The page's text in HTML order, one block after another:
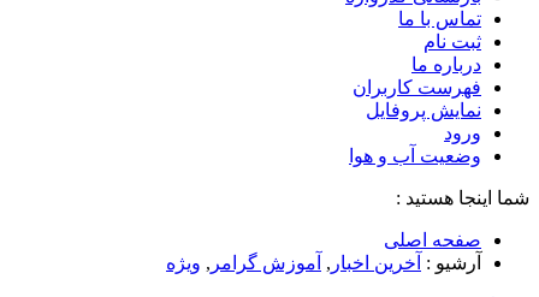
تماس با ما
ثبت نام
درباره ما
فهرست کاربران
نمایش پروفایل
ورود
وضعیت آب و هوا
شما اینجا هستید :
صفحه اصلی
آرشیو : آخرین اخبار , آموزش گرامر , ویژه